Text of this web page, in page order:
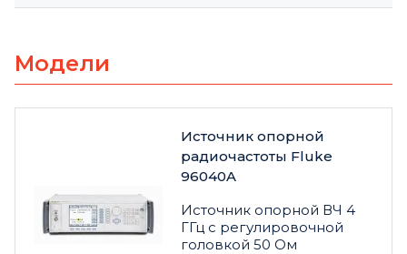
Модели
Источник опорной
радиочастоты Fluke
96040A
Источник опорной ВЧ 4
ГГц с регулировочной
головкой 50 Ом